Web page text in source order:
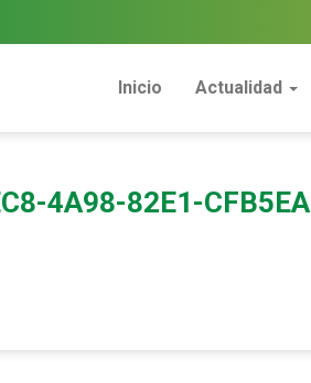
Inicio Actualidad
4A98-82E1-